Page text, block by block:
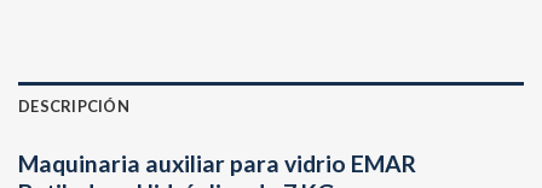
DESCRIPCIÓN
Maquinaria auxiliar para vidrio EMAR